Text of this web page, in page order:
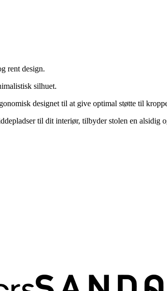
rent design.
silhuet.
designet til at give optimal støtte til
til dit interiør, tilbyder stolen en alsidig